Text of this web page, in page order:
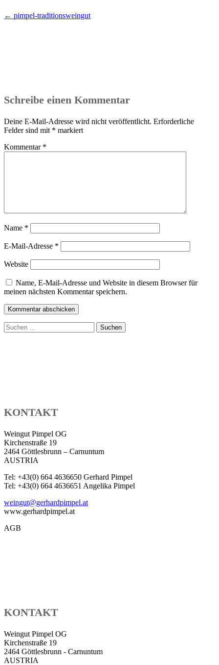
Beitragsnavigation
← pimpel-traditionsweingut
Schreibe einen Kommentar
Deine E-Mail-Adresse wird nicht veröffentlicht. Erforderliche
Felder sind mit * markiert
Kommentar *
Name *
E-Mail-Adresse *
Website
Name, E-Mail-Adresse und Website in diesem Browser für
meinen nächsten Kommentar speichern.
Suchen
nach:
KONTAKT
Weingut Pimpel OG
Kirchenstraße 19
2464 Göttlesbrunn – Carnuntum
AUSTRIA
Tel: +43(0) 664 4636650 Gerhard Pimpel
Tel: +43(0) 664 4636651 Angelika Pimpel
weingut@gerhardpimpel.at
www.gerhardpimpel.at
AGB
KONTAKT
Weingut Pimpel OG
Kirchenstraße 19
2464 Göttlesbrunn - Carnuntum
AUSTRIA